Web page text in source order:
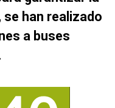
se han realizado
a buses